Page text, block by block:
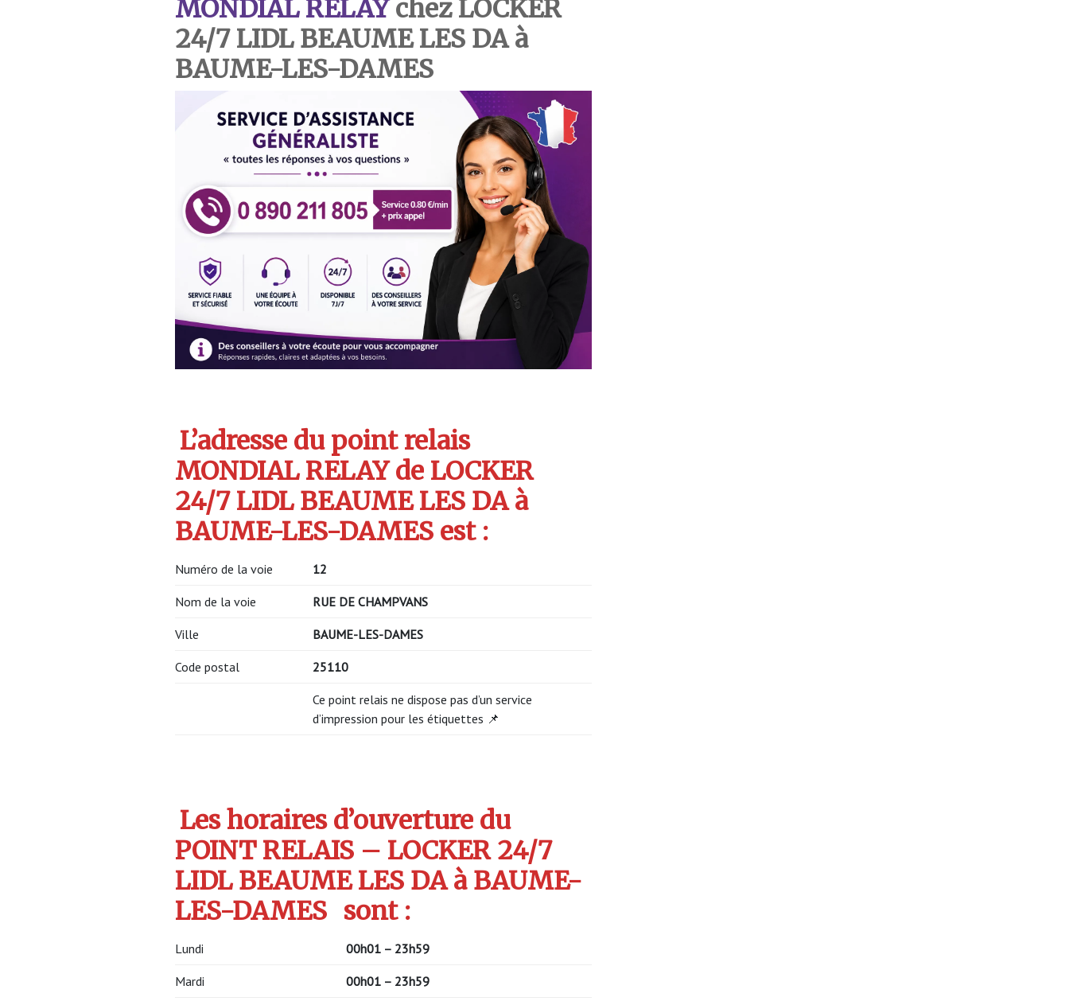
MONDIAL RELAYchez LOCKER
24/7 LIDL BEAUME LES DA à
BAUME-LES-DAMES
L’adresse du point relais
MONDIAL RELAY de LOCKER
24/7 LIDL BEAUME LES DA à
BAUME-LES-DAMES est :
Numéro de la voie 12
Nom de la voie RUE DE CHAMPVANS
Ville BAUME-LES-DAMES
Code postal 25110
Ce point relais ne dispose pas d’un service
d’impression pour les étiquettes 📌
Les horaires d’ouverture du
POINT RELAIS – LOCKER 24/7
LIDL BEAUME LES DA à BAUME-
LES-DAMES sont :
Lundi 00h01 – 23h59
Mardi 00h01 – 23h59